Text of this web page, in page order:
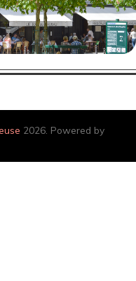
2026. Powered by